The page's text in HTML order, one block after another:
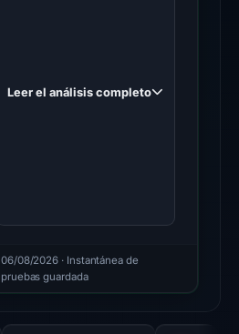
Nov
triage
score,
Leer el análisis completo
06/08/2026 · Instantánea de
pruebas guardada